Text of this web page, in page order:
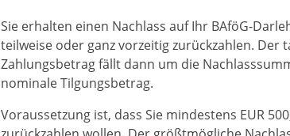
Sie erhalten einen Nachlass auf Ihr BAföG-
teilweise oder ganz vorzeitig zurückzahlen. Der
Zahlungsbetrag fällt dann um die
nominale Tilgungsbetrag.
Voraussetzung ist, dass Sie mindestens EUR